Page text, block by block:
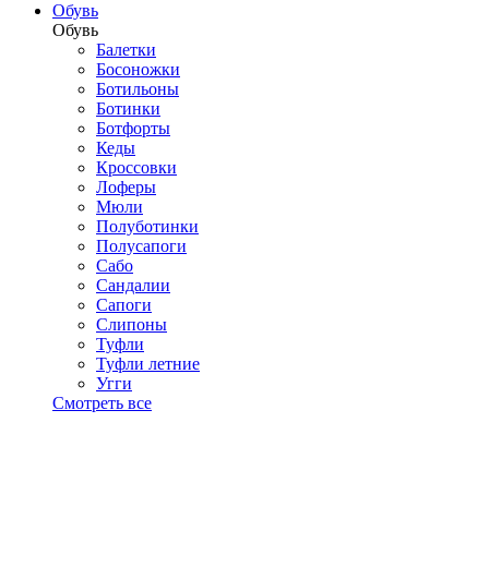
Обувь
Обувь
Балетки
Босоножки
Ботильоны
Ботинки
Ботфорты
Кеды
Кроссовки
Лоферы
Мюли
Полуботинки
Полусапоги
Сабо
Сандалии
Сапоги
Слипоны
Туфли
Туфли летние
Угги
Смотреть все